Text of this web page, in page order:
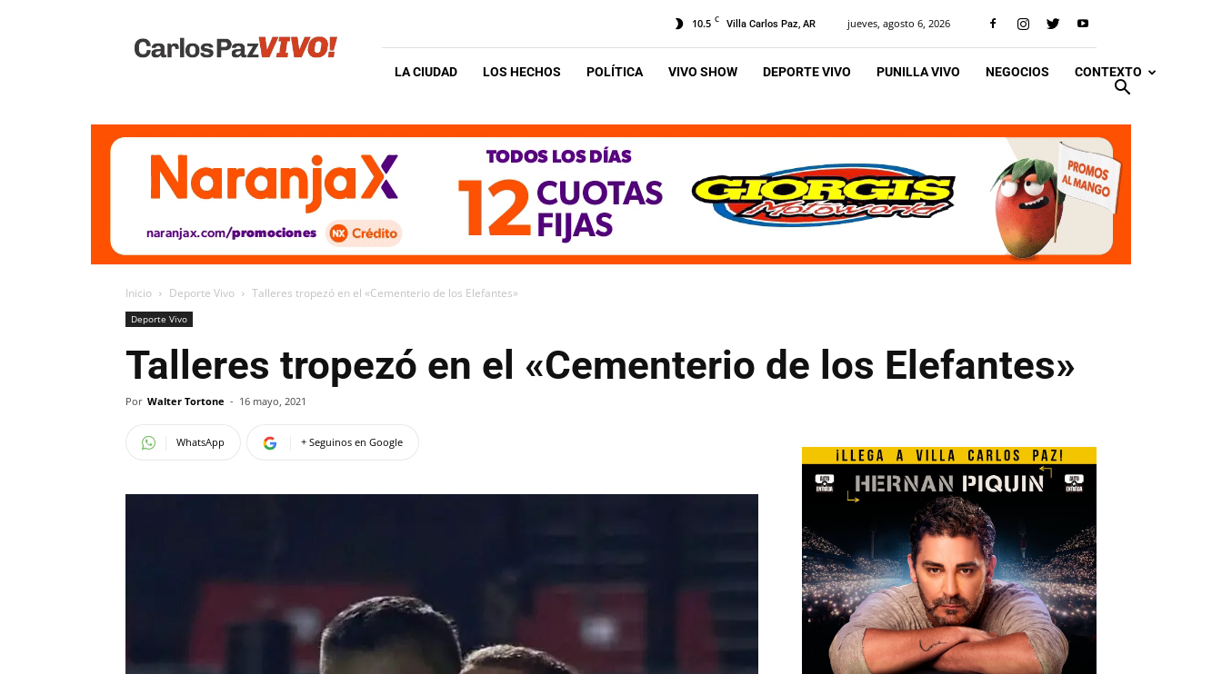
Vivo
10.5 C Villa Carlos Paz, AR jueves, agosto 6, 2026
LA CIUDAD LOS HECHOS POLÍTICA VIVO SHOW DEPORTE VIVO PUNILLA VIVO NEGOCIOS CONTEXTO
Inicio Deporte Vivo Talleres tropezó en el «Cementerio de los Elefantes»
Deporte Vivo
Talleres tropezó en el «Cementerio de los Elefantes»
Por Walter Tortone - 16 mayo, 2021
WhatsApp + Seguinos en Google